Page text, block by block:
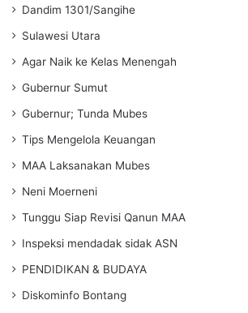
Dandim 1301/Sangihe
Sulawesi Utara
Agar Naik ke Kelas Menengah
Gubernur Sumut
Gubernur; Tunda Mubes
Tips Mengelola Keuangan
MAA Laksanakan Mubes
Neni Moerneni
Tunggu Siap Revisi Qanun MAA
Inspeksi mendadak sidak ASN
PENDIDIKAN & BUDAYA
Diskominfo Bontang